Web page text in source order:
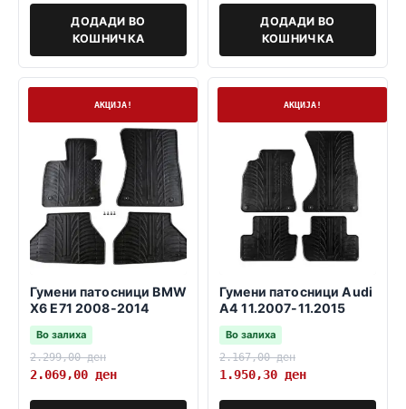
ДОДАДИ ВО
КОШНИЧКА
ДОДАДИ ВО
КОШНИЧКА
АКЦИЈА!
Гумени патосници BMW
X6 E71 2008-2014
Во залиха
2.299,00ден
2.069,00 ден
АКЦИЈА!
Гумени патосници Audi
A4 11.2007-11.2015
Во залиха
2.167,00ден
1.950,30 ден